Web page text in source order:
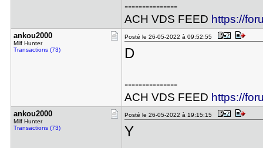
---------------
ACH VDS FEED https://
ankou2000
Milf Hunter
Transactions (73)
Posté le 26-05-2022 à 09:52:55
D
---------------
ACH VDS FEED https://
ankou2000
Milf Hunter
Transactions (73)
Posté le 26-05-2022 à 19:15:15
Y